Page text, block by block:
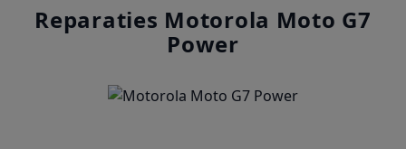
Reparaties Motorola Moto G7
Power